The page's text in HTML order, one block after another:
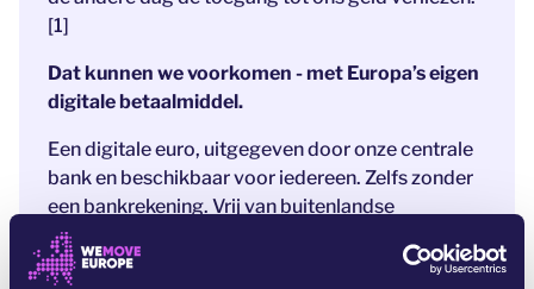
[1]
Dat kunnen we voorkomen - met Europa’s eigen
digitale betaalmiddel.
Een digitale euro, uitgegeven door onze centrale
bank en beschikbaar voor iedereen. Zelfs zonder
een bankrekening. Vrij van buitenlandse
inmenging. Na jarenlange voorbereidingen
een stevig voorstel nu op tafel.